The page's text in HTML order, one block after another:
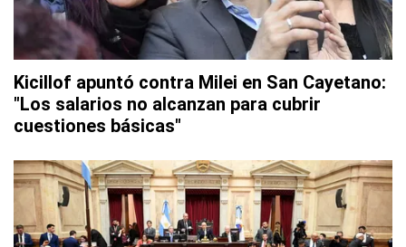
Kicillof apuntó contra Milei en San Cayetano:
"Los salarios no alcanzan para cubrir
cuestiones básicas"